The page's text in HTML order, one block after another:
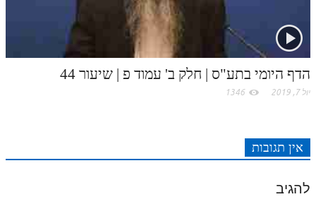
הדף היומי בתע"ס | חלק ב' עמוד פ | שיעור 44
יול 7, 2019 1346
אין תגובות
להגיב